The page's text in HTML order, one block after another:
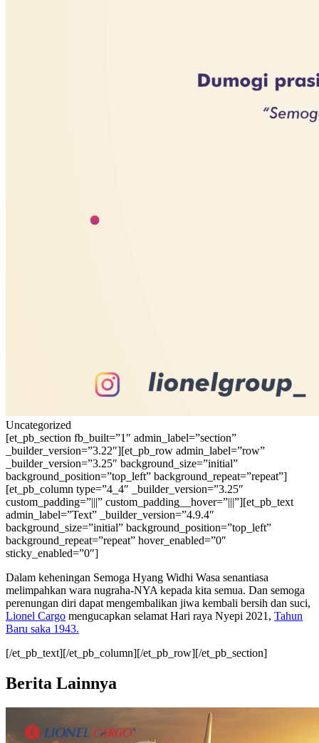
Uncategorized
[et_pb_section fb_built=”1″ admin_label=”section”
_builder_version=”3.22″][et_pb_row admin_label=”row”
_builder_version=”3.25″ background_size=”initial”
background_position=”top_left” background_repeat=”repeat”]
[et_pb_column type=”4_4″ _builder_version=”3.25″
custom_padding=”|||” custom_padding__hover=”|||”][et_pb_text
admin_label=”Text” _builder_version=”4.9.4″
background_size=”initial” background_position=”top_left”
background_repeat=”repeat” hover_enabled=”0″
sticky_enabled=”0″]
Dalam keheningan Semoga Hyang Widhi Wasa senantiasa
melimpahkan wara nugraha-NYA kepada kita semua. Dan semoga
perenungan diri dapat mengembalikan jiwa kembali bersih dan suci,
Lionel Cargo mengucapkan selamat Hari raya Nyepi 2021, Tahun
Baru saka 1943.
[/et_pb_text][/et_pb_column][/et_pb_row][/et_pb_section]
Berita Lainnya